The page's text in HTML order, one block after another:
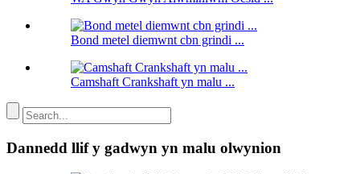
Bond metel diemwnt cbn grindi ...
Camshaft Crankshaft yn malu ...
Dannedd llif y gadwyn yn malu olwynion